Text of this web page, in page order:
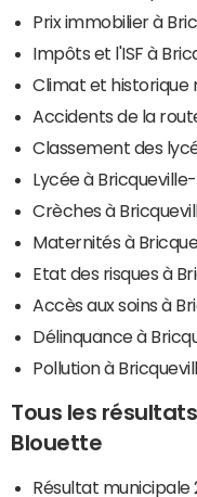
Prix immobilier à
Impôts et l'ISF à
Climat et historique
Accidents de la
Classement des
Lycée à
Crèches à
Maternités à
Etat des risques à
Accès aux soins à
Délinquance à
Pollution à
Tous les
Blouette
Résultat